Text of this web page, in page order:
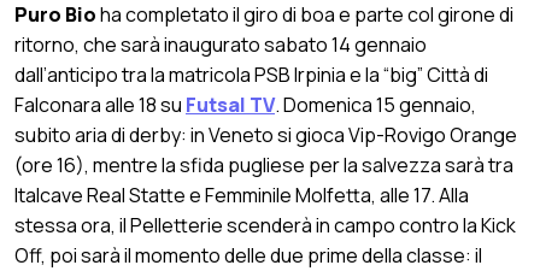
Puro Bioha completato il giro di boa e parte col girone di
ritorno, che sarà inaugurato sabato 14 gennaio
dall’anticipo tra la matricola PSB Irpinia e la “big” Città di
Falconara alle 18 su Futsal TV. Domenica 15 gennaio,
subito aria di derby: in Veneto si gioca Vip-Rovigo Orange
(ore 16), mentre la sfida pugliese per la salvezza sarà tra
Italcave Real Statte e Femminile Molfetta, alle 17. Alla
stessa ora, il Pelletterie scenderà in campo contro la Kick
Off, poi sarà il momento delle due prime della classe: il